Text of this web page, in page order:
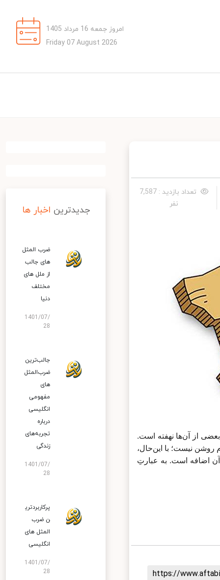
امروز جمعه 16 مرداد 1405
Friday 07 August 2026
تعداد بازدید : 7,587
نفر
از آن‌ها نهفته است.
روشن نیست؛ با این‌حال،
اضافه است. به عبارتِ
https://
جدیدترین اخبار ها
ضرب المثل
های جالب
از ملل های
مختلف
دنیا
1401/07/
28
جالب‌ترین
ضرب‌المثل‌
های
مفهومی
انگلیسی
درباره
تجربه‌های
زندگی
1401/07/
28
پرکاربردتری
ن ضرب
المثل های
انگلیسی
1401/07/
28